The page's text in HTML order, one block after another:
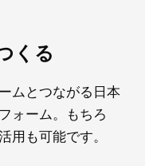
くる
ムとつながる日本
ォーム。もちろ
用も可能です。